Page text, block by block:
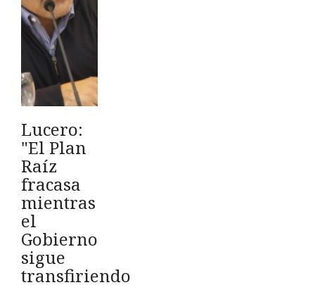
Lucero:
"El Plan
Raíz
fracasa
mientras
el
Gobierno
sigue
transfiriendo